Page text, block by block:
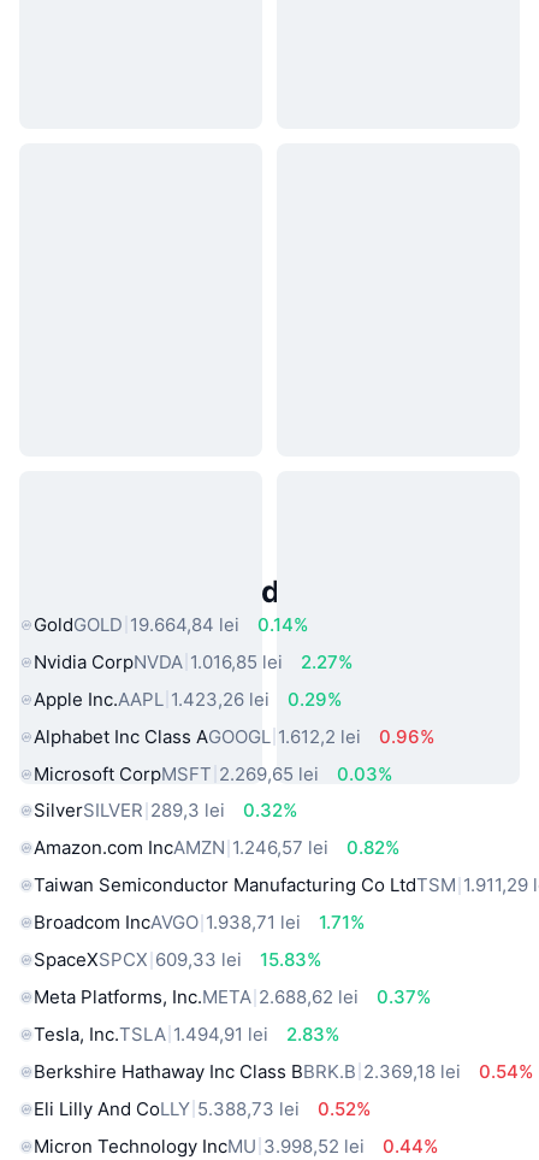
Active Populare din Lumea Reală
GoldGOLD 19.664,84 lei
0.14%
Nvidia CorpNVDA 1.016,85 lei
2.27%
Apple Inc.AAPL 1.423,26 lei
0.29%
Alphabet Inc Class AGOOGL 1.612,2 lei
0.96%
Microsoft CorpMSFT 2.269,65 lei
0.03%
SilverSILVER 289,3 lei
0.32%
Amazon.com IncAMZN 1.246,57 lei
0.82%
Taiwan Semiconductor Manufacturing Co LtdTSM 1.911,29
Broadcom IncAVGO 1.938,71 lei
1.71%
SpaceXSPCX 609,33 lei
15.83%
Meta Platforms, Inc.META 2.688,62 lei
0.37%
Tesla, Inc.TSLA 1.494,91 lei
2.83%
Berkshire Hathaway Inc Class BBRK.B 2.369,18 lei
0.54%
Eli Lilly And CoLLY 5.388,73 lei
0.52%
Micron Technology IncMU 3.998,52 lei
0.44%